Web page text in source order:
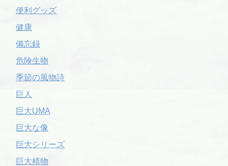
便利グッズ
健康
備忘録
危険生物
季節の風物詩
巨人
巨大UMA
巨大な像
巨大シリーズ
巨大植物